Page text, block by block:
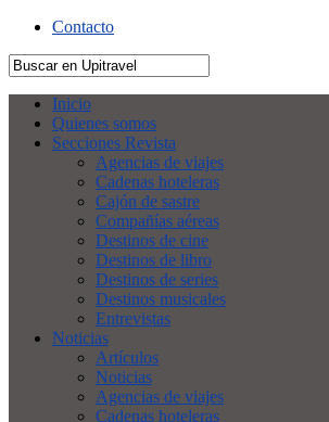
Contacto
Inicio
Quienes somos
Secciones Revista
Agencias de viajes
Cadenas hoteleras
Cajón de sastre
Compañías aéreas
Destinos de cine
Destinos de libro
Destinos de series
Destinos musicales
Entrevistas
Noticias
Artículos
Noticias
Agencias de viajes
Cadenas hoteleras